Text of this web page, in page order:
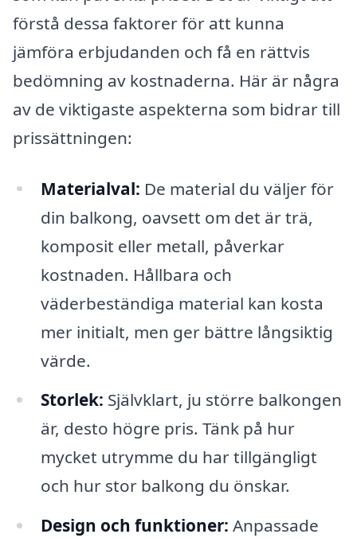
förstå dessa faktorer för att kunna
jämföra erbjudanden och få en rättvis
bedömning av kostnaderna. Här är några
av de viktigaste aspekterna som bidrar till
prissättningen:
Materialval: De material du väljer för
din balkong, oavsett om det är trä,
komposit eller metall, påverkar
kostnaden. Hållbara och
väderbeständiga material kan kosta
mer initialt, men ger bättre långsiktig
värde.
Storlek: Självklart, ju större balkongen
är, desto högre pris. Tänk på hur
mycket utrymme du har tillgängligt
och hur stor balkong du önskar.
Design och funktioner: Anpassade